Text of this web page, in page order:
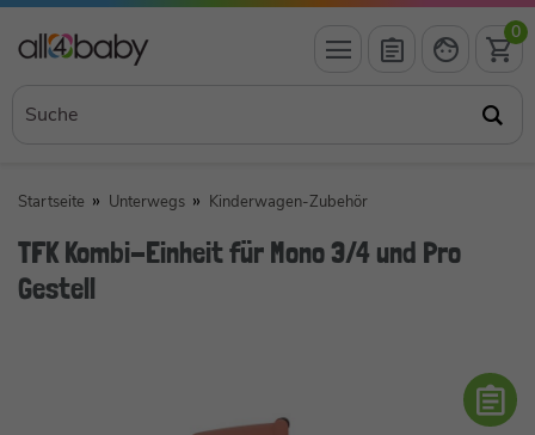
0
Startseite Unterwegs Kinderwagen-Zubehör
TFK Kombi-Einheit für Mono 3/4 und Pro
Gestell